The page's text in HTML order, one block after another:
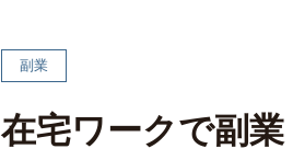
副業
在宅ワークで副